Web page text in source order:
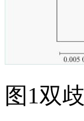
图1双